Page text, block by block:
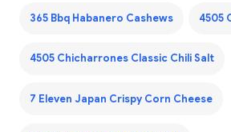
365 Bbq Habanero Cashews 4505
4505 Chicharrones Classic Chili Salt
7 Eleven Japan Crispy Corn Cheese